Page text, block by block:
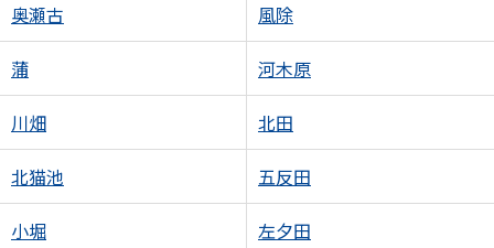
奥瀬古 風除
蒲 河木原
川畑 北田
北猫池 五反田
小堀 左夕田